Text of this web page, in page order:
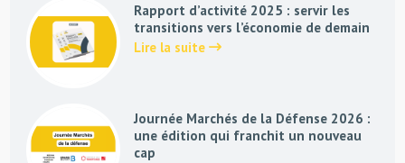
Rapport d’activité 2025 : servir les
transitions vers l’économie de demain
Lire la suite
Journée Marchés de la Défense 2026 :
une édition qui franchit un nouveau
cap